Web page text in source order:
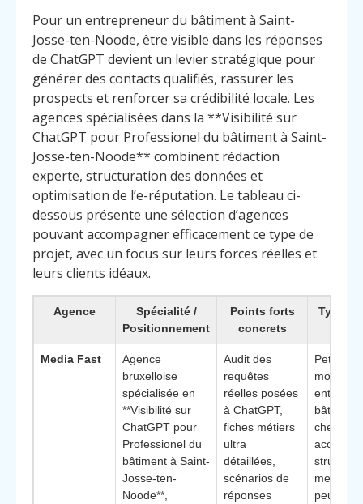
Pour un entrepreneur du bâtiment à Saint-
Josse-ten-Noode, être visible dans les réponses
de ChatGPT devient un levier stratégique pour
générer des contacts qualifiés, rassurer les
prospects et renforcer sa crédibilité locale. Les
agences spécialisées dans la **Visibilité sur
ChatGPT pour Professionel du bâtiment à Saint-
Josse-ten-Noode** combinent rédaction
experte, structuration des données et
optimisation de l’e-réputation. Le tableau ci-
dessous présente une sélection d’agences
pouvant accompagner efficacement ce type de
projet, avec un focus sur leurs forces réelles et
leurs clients idéaux.
Agence
Spécialité /
Positionnement
Points forts
concrets
Type
Media Fast
Agence
bruxelloise
spécialisée en
**Visibilité sur
ChatGPT pour
Professionel du
bâtiment à Saint-
Josse-ten-
Noode**,
Audit des
requêtes
réelles posées
à ChatGPT,
fiches métiers
ultra
détaillées,
scénarios de
réponses
Petites et
bâtiment
structuré
peu de